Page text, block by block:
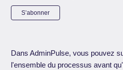
S’abonner
Dans AdminPulse, vous pouvez
l'ensemble du processus avant